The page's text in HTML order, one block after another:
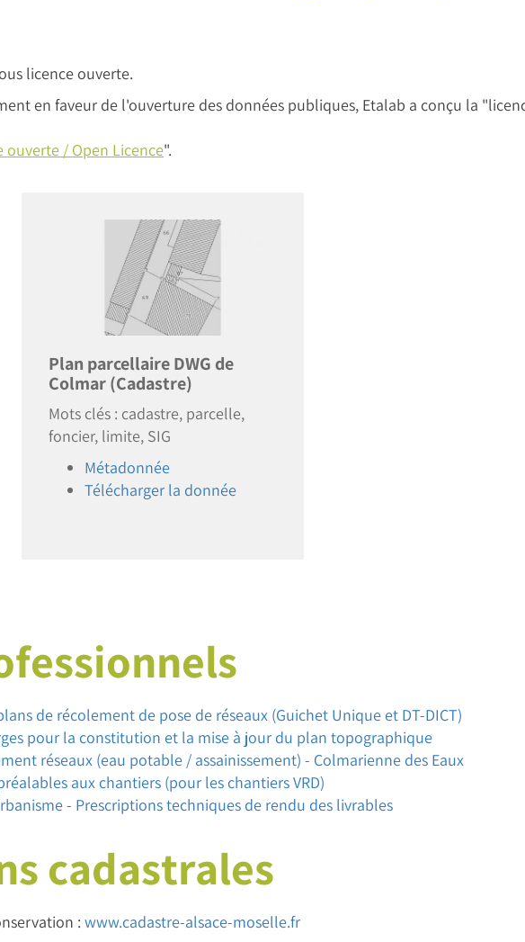
licence ouverte.
en faveur de l'ouverture des données publiques, Etalab a conçu la
ouverte / Open Licence".
Plan parcellaire DWG de
Colmar (Cadastre)
Mots clés : cadastre, parcelle,
foncier, limite, SIG
Métadonnée
Télécharger la donnée
de récolement de pose de réseaux (Guichet Unique et DT-DICT)
pour la constitution et la mise à jour du plan topographique
réseaux (eau potable / assainissement) - Colmarienne des Eaux
aux chantiers (pour les chantiers VRD)
- Prescriptions techniques de rendu des livrables
cadastrales
: www.cadastre-alsace-moselle.fr